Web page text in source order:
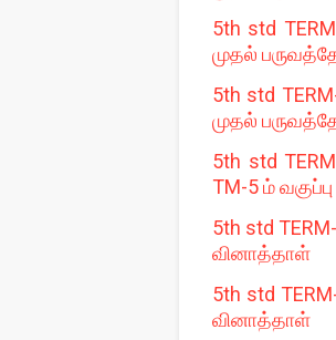
5th std
முதல்
5th std
முதல்
5th std
TM-5 ம்
5th std
வினாத்தாள்
5th std
வினாத்தாள்